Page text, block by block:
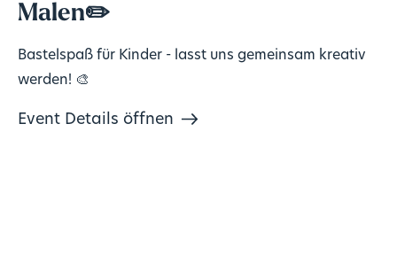
Malen✏️
Bastelspaß für Kinder - lasst uns gemeinsam kreativ
werden! 🎨
Event Details öffnen